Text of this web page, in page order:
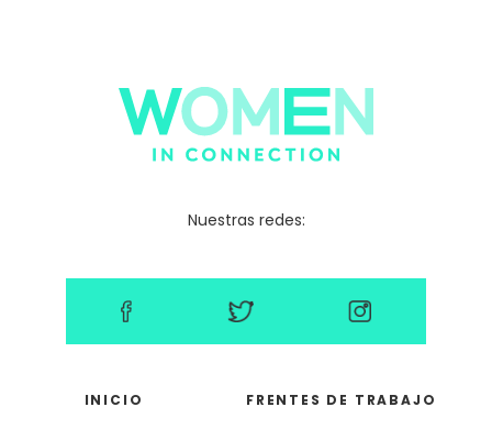
Nuestras redes:
INICIO FRENTES DE TRABAJO